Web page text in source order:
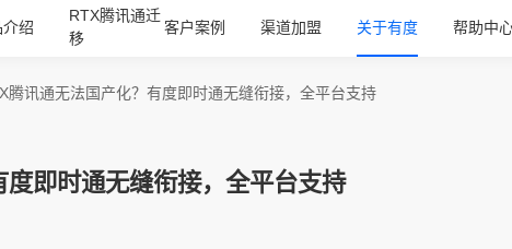
介绍
RTX腾讯通迁
移
客户案例 渠道加盟 关于有度 帮助中
腾讯通无法国产化？有度即时通无缝衔接，全平台支持
即时通无缝衔接，全平台支持